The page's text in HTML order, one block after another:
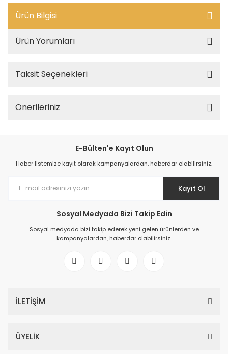
Ürün Bilgisi
Ürün Yorumları
Taksit Seçenekleri
Önerileriniz
E-Bülten'e Kayıt Olun
Haber listemize kayıt olarak kampanyalardan, haberdar olabilirsiniz.
Kayıt Ol
Sosyal Medyada Bizi Takip Edin
Sosyal medyada bizi takip ederek yeni gelen ürünlerden ve
kampanyalardan, haberdar olabilirsiniz.
İLETİŞİM
ÜYELİK